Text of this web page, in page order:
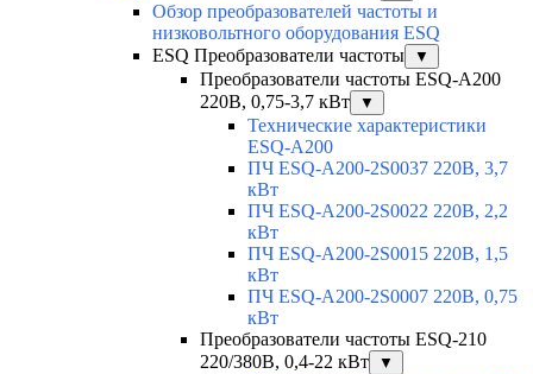
Обзор преобразователей частоты и
низковольтного оборудования ESQ
ESQ Преобразователи частоты
▼
Преобразователи частоты ESQ-A200
220В, 0,75-3,7 кВт
▼
Технические характеристики
ESQ-A200
ПЧ ESQ-A200-2S0037 220В, 3,7
кВт
ПЧ ESQ-A200-2S0022 220В, 2,2
кВт
ПЧ ESQ-A200-2S0015 220В, 1,5
кВт
ПЧ ESQ-A200-2S0007 220В, 0,75
кВт
Преобразователи частоты ESQ-210
220/380В, 0,4-22 кВт
▼